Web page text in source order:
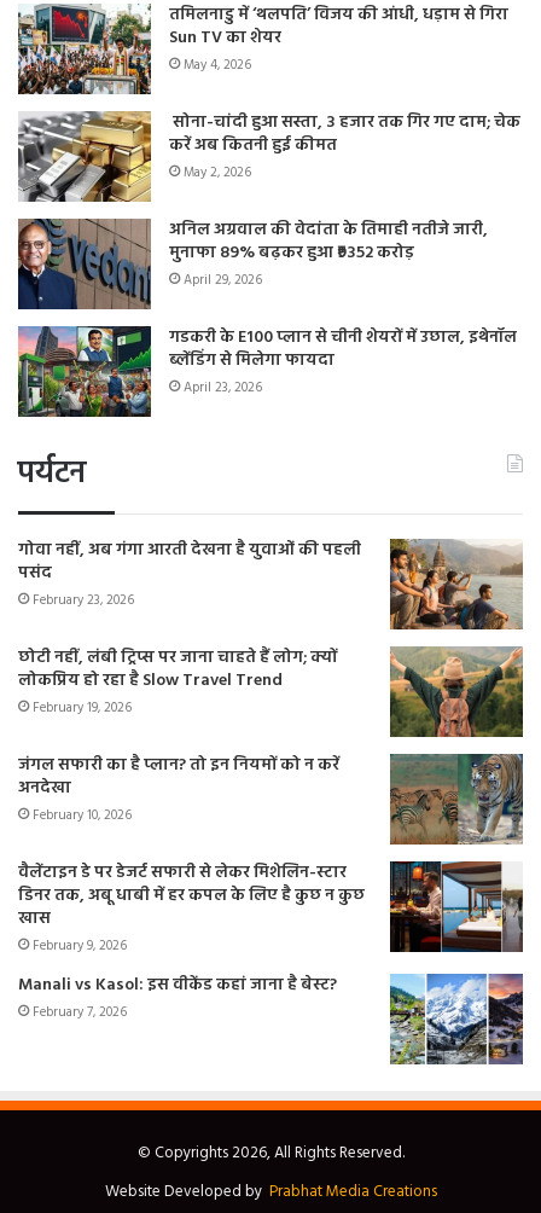
तमिलनाडु में ‘थलपति’ विजय की आंधी, धड़ाम से गिरा
Sun TV का शेयर
May 4, 2026
सोना-चांदी हुआ सस्ता, 3 हजार तक गिर गए दाम; चेक
करें अब कितनी हुई कीमत
May 2, 2026
अनिल अग्रवाल की वेदांता के तिमाही नतीजे जारी,
मुनाफा 89% बढ़कर हुआ ₹9352 करोड़
April 29, 2026
गडकरी के E100 प्लान से चीनी शेयरों में उछाल, इथेनॉल
ब्लेंडिंग से मिलेगा फायदा
April 23, 2026
पर्यटन
गोवा नहीं, अब गंगा आरती देखना है युवाओं की पहली
पसंद
February 23, 2026
छोटी नहीं, लंबी ट्रिप्स पर जाना चाहते हैं लोग; क्यों
लोकप्रिय हो रहा है Slow Travel Trend
February 19, 2026
जंगल सफारी का है प्लान? तो इन नियमों को न करें
अनदेखा
February 10, 2026
वैलेंटाइन डे पर डेजर्ट सफारी से लेकर मिशेलिन-स्टार
डिनर तक, अबू धाबी में हर कपल के लिए है कुछ न कुछ
खास
February 9, 2026
Manali vs Kasol: इस वीकेंड कहां जाना है बेस्ट?
February 7, 2026
© Copyrights 2026, All Rights Reserved.
Website Developed by Prabhat Media Creations